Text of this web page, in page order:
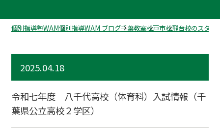
個別指導塾WAM個別指導WAM ブログ千葉教室松戸市松飛台校のスタッ
2025.04.18
令和七年度 八千代高校（体育科）入試情報（千
葉県公立高校２学区）